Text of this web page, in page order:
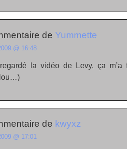
de Yummette
@ 16:48
regardé la vidéo de Levy, ça
de kwyxz
@ 17:01